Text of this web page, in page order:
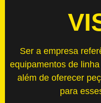
Ser a empresa
equipamentos de
além de oferecer
para